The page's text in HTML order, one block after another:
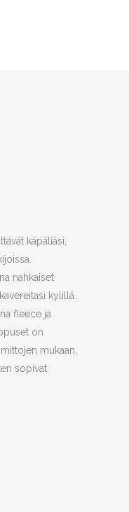
€.
käpäliäsi,
nahkaiset
kylillä.
fleece ja
on
mukaan,
sopivat